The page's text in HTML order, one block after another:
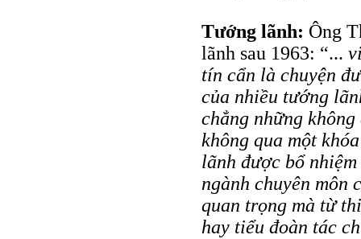
Tướng lãnh: Ông
lãnh sau 1963: “...
tín cẩn là chuyện
của nhiều tướng
chẳng những
không qua một
lãnh được bổ
ngành chuyên môn
quan trọng mà từ
hay tiểu đoàn tác